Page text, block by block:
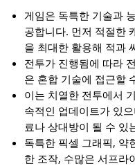
게임은 독특한 기술과
공합니다. 먼저 적절한
을 최대한 활용해 적과
전투가 진행됨에 따라
은 혼합 기술에 접근할
이는 치열한 전투에서
속적인 업데이트가 있
료나 상대방이 될 수 있
독특한 픽셀 그래픽, 약
한 조작, 수많은 서프라